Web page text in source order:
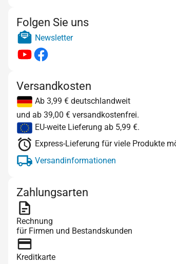
Folgen Sie uns
Newsletter
Versandkosten
Ab 3,99 € deutschlandweit
und ab 39,00 € versandkostenfrei.
EU-weite Lieferung ab 5,99 €.
Express-Lieferung für viele Produkte
Versandinformationen
Zahlungsarten
Rechnung
für Firmen und Bestandskunden
Kreditkarte